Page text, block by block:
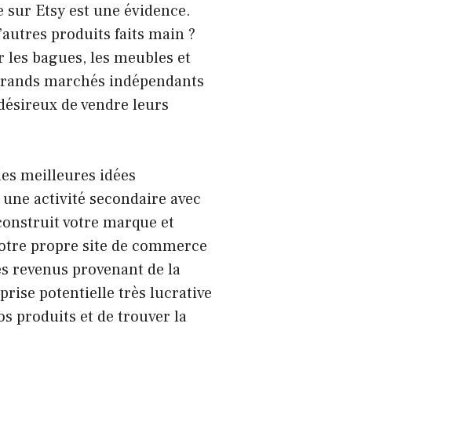
Etsy est une évidence.
produits faits main ?
bagues, les meubles et
marchés indépendants
de vendre leurs
meilleures idées
activité secondaire avec
votre marque et
propre site de commerce
revenus provenant de la
potentielle très lucrative
produits et de trouver la